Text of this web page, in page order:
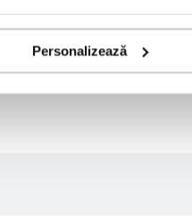
Personalizează